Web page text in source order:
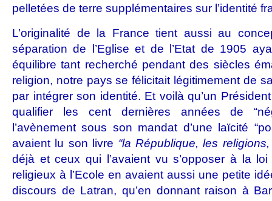
pelletées de terre supplémentaires sur l’identité
L’originalité de la France tient aussi au
séparation de l’Eglise et de l’Etat de 1905
équilibre tant recherché pendant des siècles
religion, notre pays se félicitait légitimement de
par intégrer son identité. Et voilà qu’un
qualifier les cent dernières années de
l’avènement sous son mandat d’une laïcité
avaient lu son livre “la République, les religions,
déjà et ceux qui l’avaient vu s’opposer à la
religieux à l’Ecole en avaient aussi une petite
discours de Latran, qu’en donnant raison à